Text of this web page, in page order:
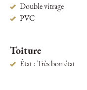
Double vitrage
PVC
Toiture
État : Très bon état